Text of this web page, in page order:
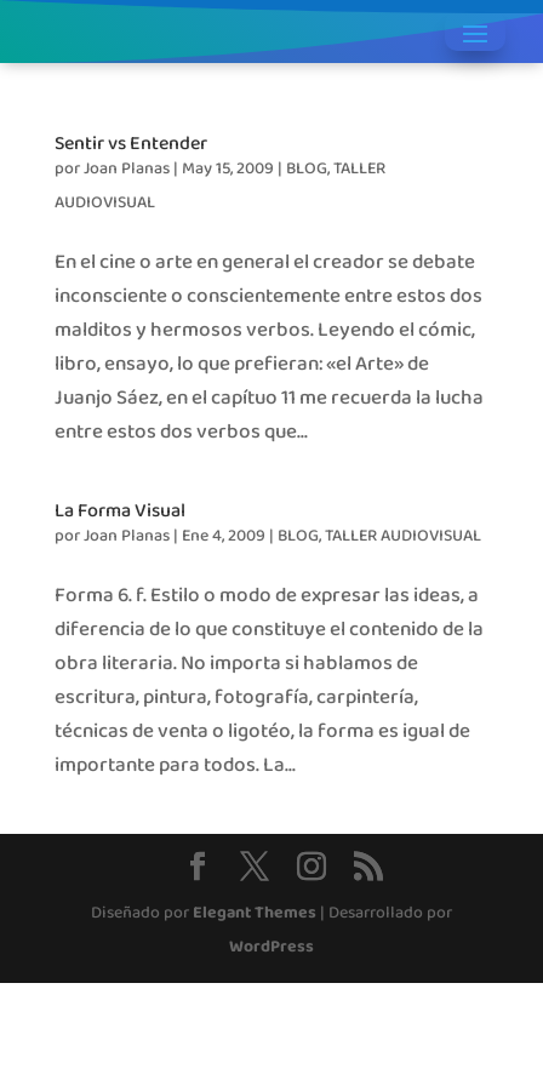
Sentir vs Entender
porJoan Planas| May 15, 2009 | BLOG,TALLER
AUDIOVISUAL
En el cine o arte en general el creador se debate
inconsciente o conscientemente entre estos dos
malditos y hermosos verbos. Leyendo el cómic,
libro, ensayo, lo que prefieran: «el Arte» de
Juanjo Sáez, en el capítuo 11 me recuerda la lucha
entre estos dos verbos que...
La Forma Visual
porJoan Planas| Ene 4, 2009 | BLOG,TALLER AUDIOVISUAL
Forma 6. f. Estilo o modo de expresar las ideas, a
diferencia de lo que constituye el contenido de la
obra literaria. No importa si hablamos de
escritura, pintura, fotografía, carpintería,
técnicas de venta o ligotéo, la forma es igual de
importante para todos. La...
Diseñado porElegant Themes | Desarrollado por
WordPress